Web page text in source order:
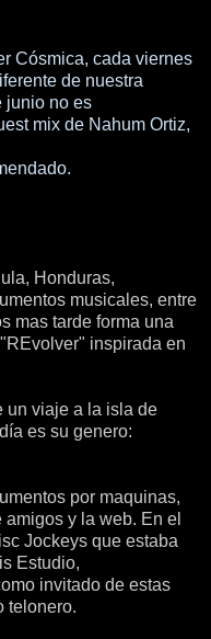
Cósmica, cada viernes
de nuestra
junio no es
mix de Nahum Ortiz,
Honduras,
musicales, entre
mas tarde forma una
inspirada en
un viaje a la isla de
es su genero:
por maquinas,
y la web. En el
Jockeys que estaba
Estudio,
invitado de estas
telonero.